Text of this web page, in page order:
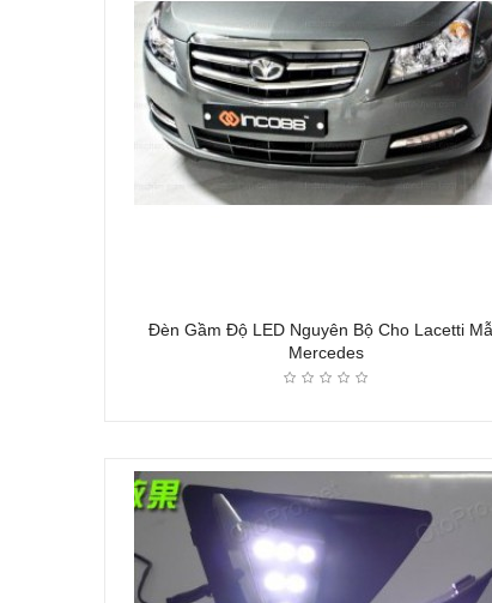
Đèn Gầm Độ LED Nguyên Bộ Cho Lacetti
Mercedes